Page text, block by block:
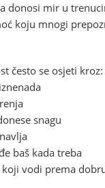
donosi mir u
koju mnogi
često se osjeti kroz:
snagu
baš kada treba
vodi prema